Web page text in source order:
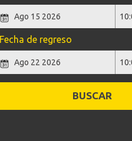
Fecha de regreso
BUSCAR